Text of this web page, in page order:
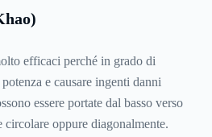
efficaci perché in grado di
e causare ingenti danni
essere portate dal basso verso
circolare oppure diagonalmente.